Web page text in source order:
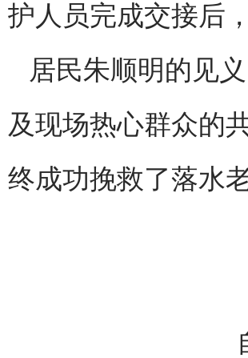
护人员完成交接后
居民朱顺明的见
及现场热心群众的
终成功挽救了落水